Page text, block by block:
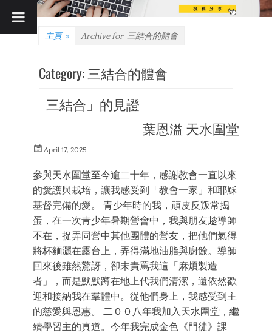
主頁 » Archive for 三結合的體會
Category: 三結合的體會
「三結合」的見證
葉恩溢 天水圍堂
PostedApril 17, 2025
參與天水圍堂至今逾二十年，感謝教會一直以來
的愛護與栽培，讓我感受到「教會一家」和耶穌
基督完備的愛。 青少年時的我，頑皮反叛常搗
蛋，在一次青少年暑期營會中，我與朋友趁導師
不在，捉弄同營中其他團體的營友，把他們氣得
將杯麵灑在露台上，弄得滿地油脂與廚餘。導師
回來後雖然驚訝，卻未責罵我這「麻煩製造
者」，而是默默蹲在地上代我們清潔，還依然歡
迎和接納我在羣體中。從他們身上，我感受到主
的慈愛與恩惠。 二００八年我加入天水圍堂，繼
續學習主的真道。今年我完成金色《門徒》課